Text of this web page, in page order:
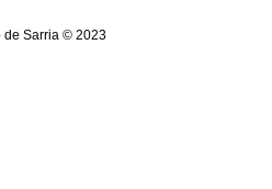
de Sarria © 2023